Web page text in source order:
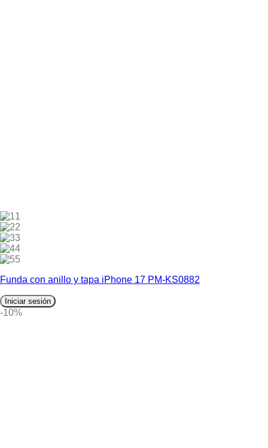
1
2
3
4
5
Funda con anillo y tapa iPhone 17 PM-KS0882
Iniciar sesión
-10%